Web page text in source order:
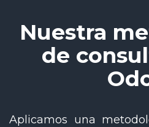
Nuestra
de
Aplicamos una